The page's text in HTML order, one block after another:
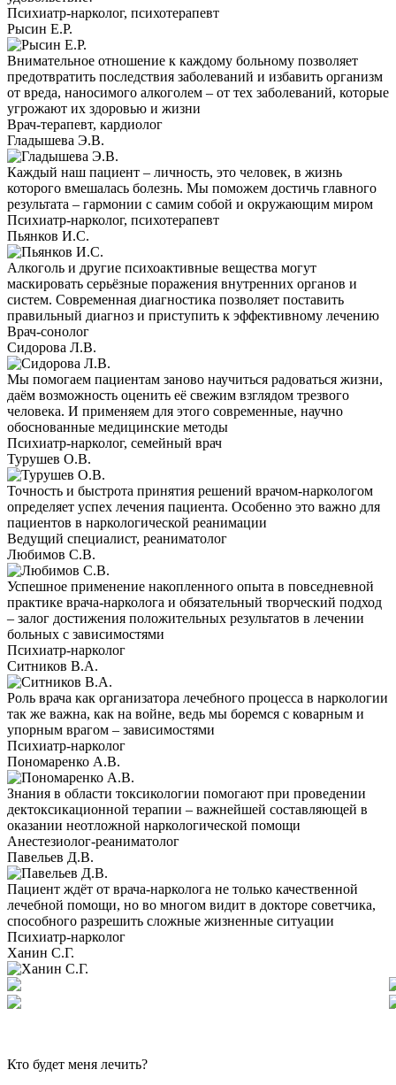
Психиатр-нарколог, психотерапевт
Рысин Е.Р.
Внимательное отношение к каждому больному позволяет
предотвратить последствия заболеваний и избавить организм
от вреда, наносимого алкоголем – от тех заболеваний, которые
угрожают их здоровью и жизни
Врач-терапевт, кардиолог
Гладышева Э.В.
Каждый наш пациент – личность, это человек, в жизнь
которого вмешалась болезнь. Мы поможем достичь главного
результата – гармонии с самим собой и окружающим миром
Психиатр-нарколог, психотерапевт
Пьянков И.С.
Алкоголь и другие психоактивные вещества могут
маскировать серьёзные поражения внутренних органов и
систем. Современная диагностика позволяет поставить
правильный диагноз и приступить к эффективному лечению
Врач-сонолог
Сидорова Л.В.
Мы помогаем пациентам заново научиться радоваться жизни,
даём возможность оценить её свежим взглядом трезвого
человека. И применяем для этого современные, научно
обоснованные медицинские методы
Психиатр-нарколог, семейный врач
Турушев О.В.
Точность и быстрота принятия решений врачом-наркологом
определяет успех лечения пациента. Особенно это важно для
пациентов в наркологической реанимации
Ведущий специалист, реаниматолог
Любимов С.В.
Успешное применение накопленного опыта в повседневной
практике врача-нарколога и обязательный творческий подход
– залог достижения положительных результатов в лечении
больных с зависимостями
Психиатр-нарколог
Ситников В.А.
Роль врача как организатора лечебного процесса в наркологии
так же важна, как на войне, ведь мы боремся с коварным и
упорным врагом – зависимостями
Психиатр-нарколог
Пономаренко А.В.
Знания в области токсикологии помогают при проведении
дектоксикационной терапии – важнейшей составляющей в
оказании неотложной наркологической помощи
Анестезиолог-реаниматолог
Павельев Д.В.
Пациент ждёт от врача-нарколога не только качественной
лечебной помощи, но во многом видит в докторе советчика,
способного разрешить сложные жизненные ситуации
Психиатр-нарколог
Ханин С.Г.
Кто будет меня лечить?